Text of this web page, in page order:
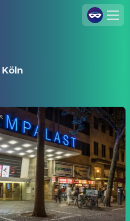
Impressum
Datenschutzerklärung
Datenschutzeinstellungen